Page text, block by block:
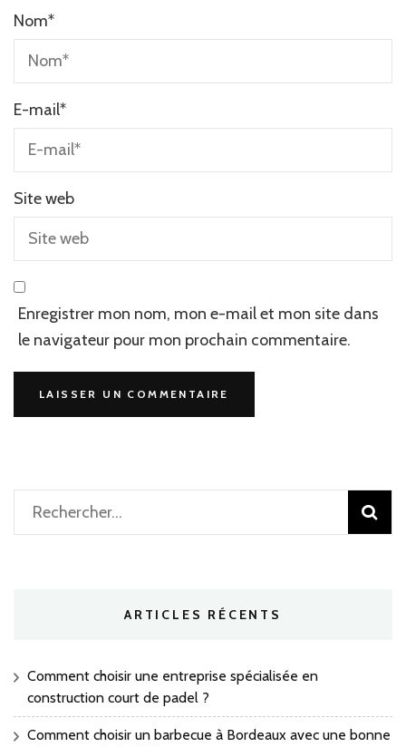
Nom*
E-mail*
Site web
Enregistrer mon nom, mon e-mail et mon site dans
le navigateur pour mon prochain commentaire.
Rechercher :
ARTICLES RÉCENTS
Comment choisir une entreprise spécialisée en
construction court de padel ?
Comment choisir un barbecue à Bordeaux avec une bonne